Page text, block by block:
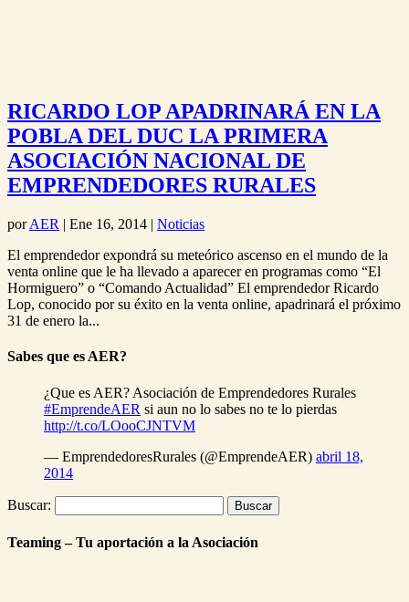
RICARDO LOP APADRINARÁ EN LA
POBLA DEL DUC LA PRIMERA
ASOCIACIÓN NACIONAL DE
EMPRENDEDORES RURALES
porAER | Ene 16, 2014 | Noticias
El emprendedor expondrá su meteórico ascenso en el mundo de la
venta online que le ha llevado a aparecer en programas como “El
Hormiguero” o “Comando Actualidad” El emprendedor Ricardo
Lop, conocido por su éxito en la venta online, apadrinará el próximo
31 de enero la...
Sabes que es AER?
¿Que es AER? Asociación de Emprendedores Rurales
#EmprendeAER si aun no lo sabes no te lo pierdas
http://t.co/LOooCJNTVM
— EmprendedoresRurales (@EmprendeAER) abril 18,
2014
Buscar:
Teaming – Tu aportación a la Asociación